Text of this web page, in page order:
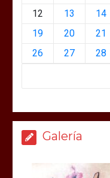
12
13 14
19
20 21
26
27 28
Galería